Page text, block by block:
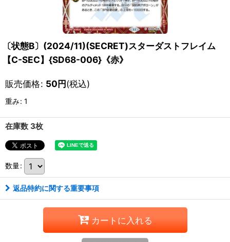
〔状態B〕(2024/11)(SECRET)スターダストフレイム
【C-SEC】{SD68-006}《赤》
販売価格: 50円(税込)
重み: 1
在庫数 3枚
数量:
返品特約に関する重要事項
カートに入れる